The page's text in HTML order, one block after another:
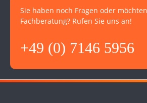
Sie haben noch Fragen oder
Fachberatung? Rufen Sie uns an!
+49 (0) 7146 5956